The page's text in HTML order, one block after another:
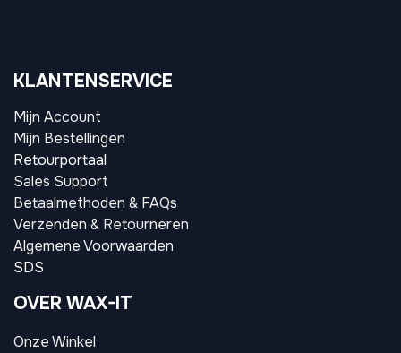
KLANTENSERVICE
Mijn Account
Mijn Bestellingen
Retourportaal
Sales Support
Betaalmethoden & FAQs
Verzenden & Retourneren
Algemene Voorwaarden
SDS
OVER WAX-IT
Onze Winkel